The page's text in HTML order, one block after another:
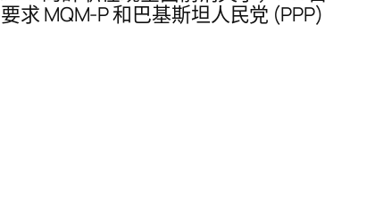
求 MQM-P 和巴基斯坦人民党 (PPP)